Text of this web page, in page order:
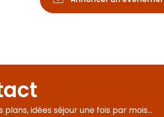
idées séjour une fois par mois...